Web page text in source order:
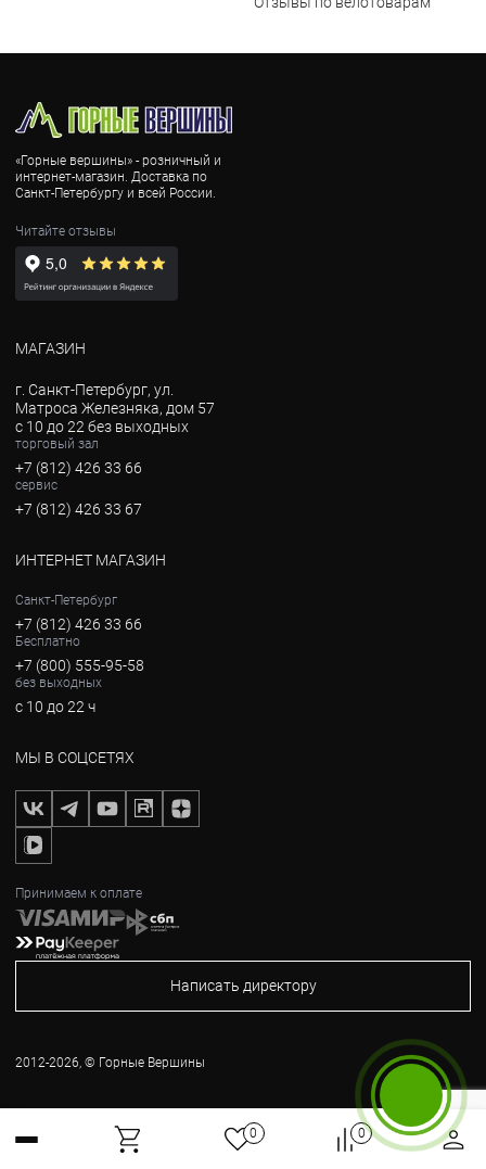
«Горные вершины» - розничный и
интернет-магазин. Доставка по
Санкт-Петербургу и всей России.
Читайте отзывы
МАГАЗИН
г. Санкт-Петербург, ул.
Матроса Железняка, дом 57
с 10 до 22 без выходных
торговый зал
+7 (812) 426 33 66
сервис
+7 (812) 426 33 67
ИНТЕРНЕТ МАГАЗИН
Санкт-Петербург
+7 (812) 426 33 66
Бесплатно
+7 (800) 555-95-58
без выходных
с 10 до 22 ч
МЫ В СОЦСЕТЯХ
Принимаем к оплате
Написать директору
2012-2026, © Горные Вершины
0 0
Бесплатный звонок